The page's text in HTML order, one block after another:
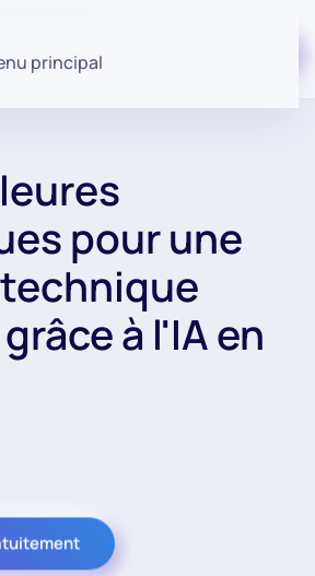
principal
pour une
à l'IA en